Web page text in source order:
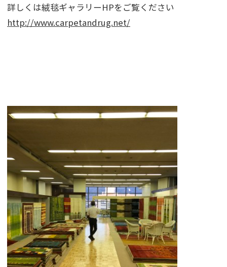
詳しくは絨毯ギャラリーHPをご覧ください
http://www.carpetandrug.net/